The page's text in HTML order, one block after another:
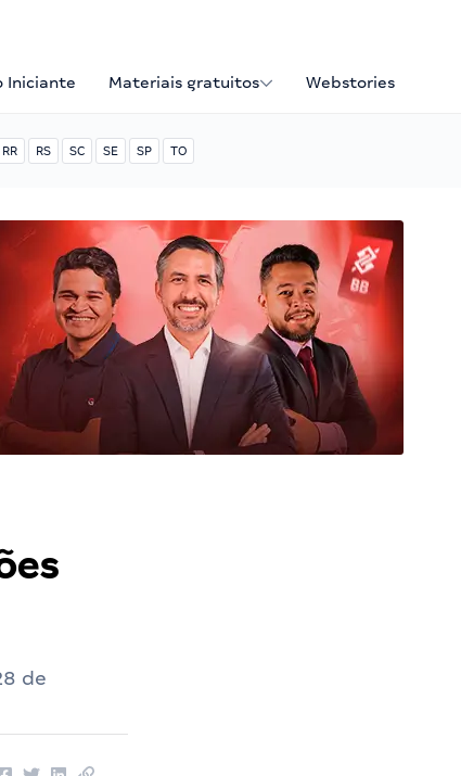
Iniciante Materiais gratuitos Webstories
RR RS SC SE SP TO
de